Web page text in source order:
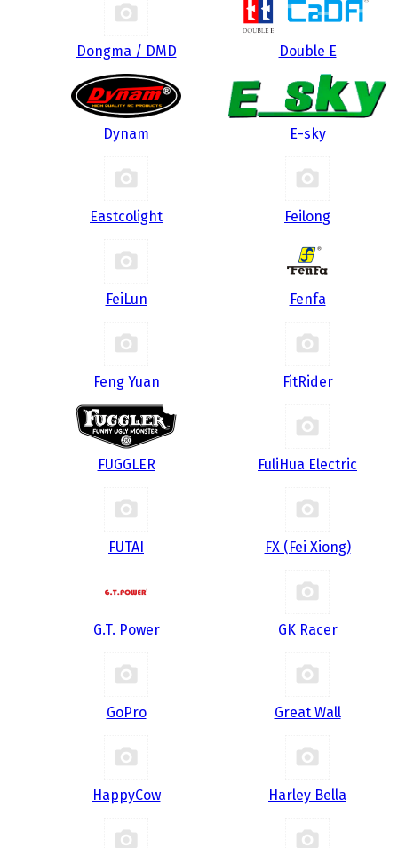
Dongma / DMD Double E
Dynam E-sky
Eastcolight Feilong
FeiLun Fenfa
Feng Yuan FitRider
FUGGLER FuliHua Electric
FUTAI FX (Fei Xiong)
G.T. Power GK Racer
GoPro Great Wall
HappyCow Harley Bella